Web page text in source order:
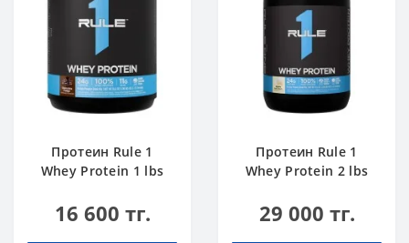
Протеин Rule 1
Whey Protein 1 lbs
16 600 тг.
Протеин Rule 1
Whey Protein 2 lbs
Мороженое
29 000 тг.